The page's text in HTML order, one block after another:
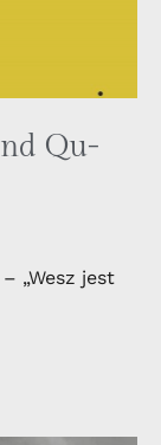
Qu­
„Wesz jest